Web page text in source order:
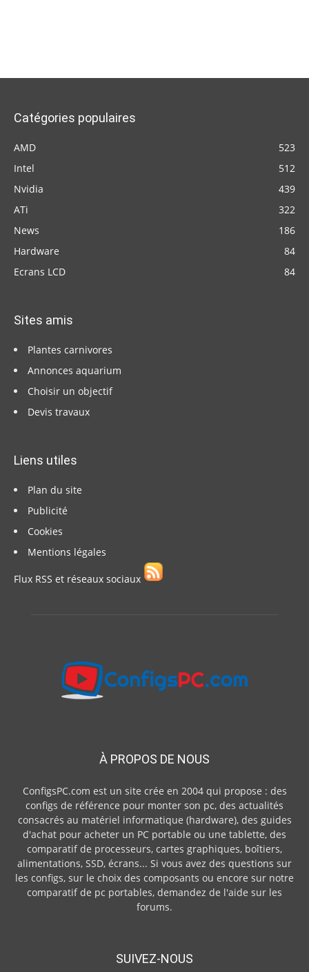
Catégories populaires
AMD
523
Intel
512
Nvidia
439
ATi
322
News
186
Hardware
84
Ecrans LCD
84
Sites amis
Plantes carnivores
Annonces aquarium
Choisir un objectif
Devis travaux
Liens utiles
Plan du site
Publicité
Cookies
Mentions légales
Flux RSS et réseaux sociaux
À PROPOS DE NOUS
ConfigsPC.com est un site crée en 2004 qui propose : des
configs de référence pour monter son pc, des actualités
consacrés au matériel informatique (hardware), des guides
d'achat pour acheter un PC portable ou une tablette, des
comparatif de processeurs, cartes graphiques, boîtiers,
alimentations, SSD, écrans... Si vous avez des questions sur
les configs, sur le choix des composants ou encore sur notre
comparatif de pc portables, demandez de l'aide sur les
forums.
SUIVEZ-NOUS